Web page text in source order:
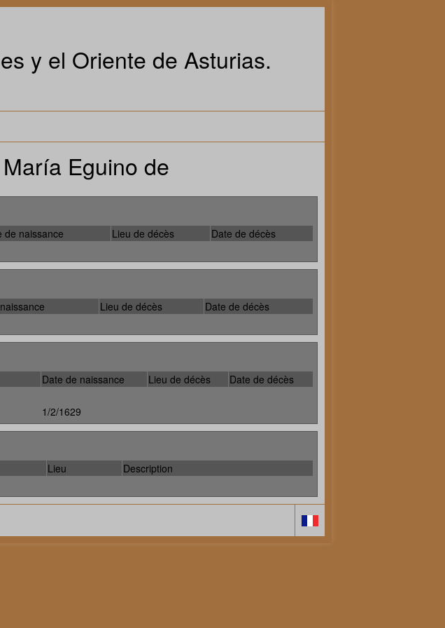
y el Oriente de Asturias.
Eguino de
de naissance Lieu de décès
Date de décès
Lieu de décès
Date de décès
Date de naissance Lieu de décès
Date de décès
1/2/1629
Lieu
Description